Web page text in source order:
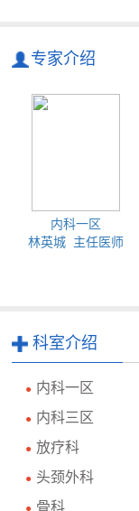
专家介绍
内科一区
林英城 主任医师
科室介绍
● 内科一区
● 内科三区
● 放疗科
● 头颈外科
骨科